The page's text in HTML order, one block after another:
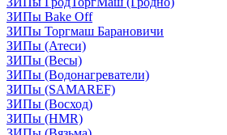
ЗИПы Bake Off
ЗИПы Торгмаш Барановичи
ЗИПы (Атеси)
ЗИПы (Весы)
ЗИПы (Водонагреватели)
ЗИПы (SAMAREF)
ЗИПы (Восход)
ЗИПы (HMR)